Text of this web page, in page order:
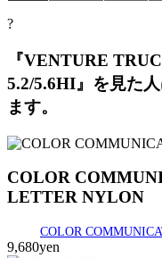
?
『VENTURE
5.2/5.6HI』を見た
ます。
COLOR
LETTER NYLON
COLOR
9,680yen